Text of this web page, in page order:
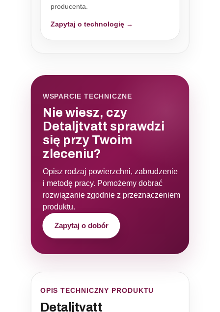
producenta.
Zapytaj o technologię →
WSPARCIE TECHNICZNE
Nie wiesz, czy
Detaljtvatt sprawdzi
się przy Twoim
zleceniu?
Opisz rodzaj powierzchni, zabrudzenie
i metodę pracy. Pomożemy dobrać
rozwiązanie zgodnie z przeznaczeniem
produktu.
Zapytaj o dobór
OPIS TECHNICZNY PRODUKTU
Detaljtvatt